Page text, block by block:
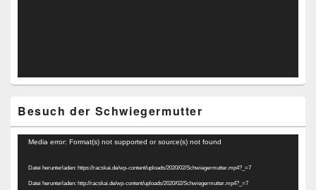
Besuch der Schwiegermutter
Video-
Media error: Format(s) not supported or source(s) not found
Datei herunterladen: https://racskai.de/wp-content/uploads/2020/02/Schwiegermutter.mp4?_=7
Datei herunterladen: http://racskai.de/wp-content/uploads/2020/02/Schwiegermutter.mp4?_=7